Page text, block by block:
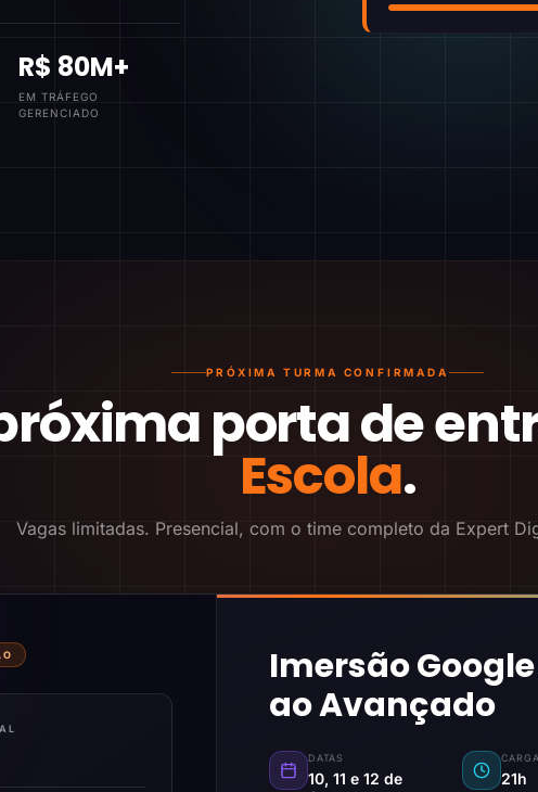
R$ 80M+
EM TRÁFEGO
GERENCIADO
PRÓXIMA TURMA CONFIRMADA
porta de
Escola.
Vagas limitadas. Presencial, com o time completo da Expert
Imersão
ao Avançado
DATAS
10, 11 e 12 de
CARGA
21h